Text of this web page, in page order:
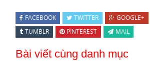
FACEBOOK TWITTER GOOGLE+
TUMBLR
PINTEREST MAIL
Bài viết cùng danh mục